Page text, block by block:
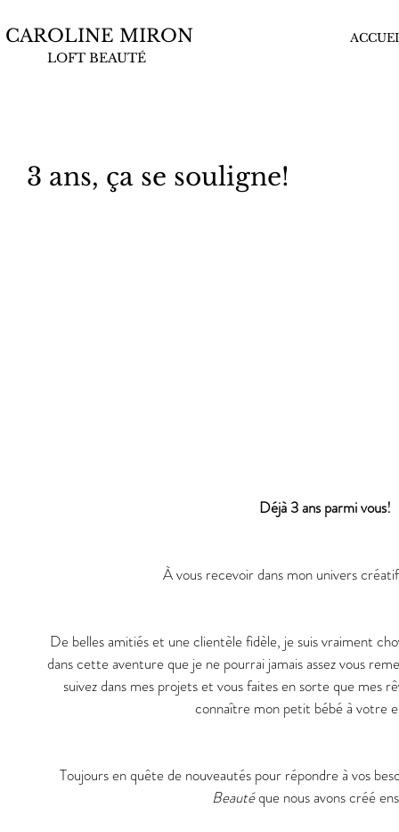
CAROLINE MIRON
LOFT BEAUTÉ
3 ans, ça se souligne!
Déjà 3 ans parmi vous!
À vous recevoir dans mon univers
De belles amitiés et une clientèle fidèle, je suis vraiment
dans cette aventure que je ne pourrai jamais assez vous
suivez dans mes projets et vous faites en sorte que mes
connaître mon petit bébé à votre
Toujours en quête de nouveautés pour répondre à vos
Beauté que nous avons créé